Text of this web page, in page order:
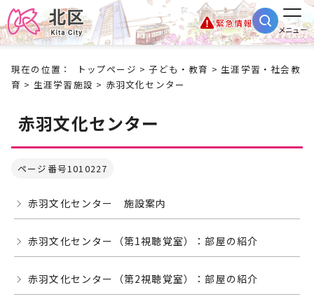
緊急情報
メニュー
現在の位置： トップページ >子ども・教育 > 生涯学習・社会教
育 > 生涯学習施設 > 赤羽文化センター
赤羽文化センター
ページ番号1010227
赤羽文化センター 施設案内
赤羽文化センター（第1視聴覚室）：部屋の紹介
赤羽文化センター（第2視聴覚室）：部屋の紹介